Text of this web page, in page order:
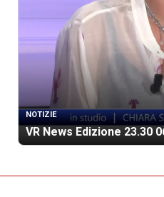
NOTIZIE
VR News Edizione 23.30